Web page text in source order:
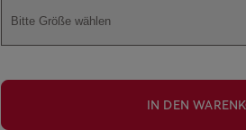
Bitte Größe wählen
IN DEN